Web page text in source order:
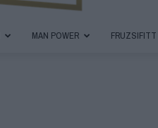
MAN POWER FRUZSIFITT